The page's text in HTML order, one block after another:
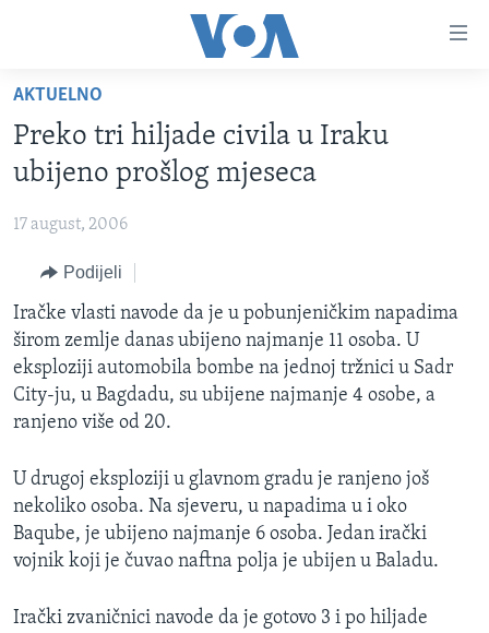
glavni
sadržaj
Pređi
na
glavnu
navigaciju
pretragu
TV PROGRAM
VIDEO
FOTOGRAFIJE DANA
VIJESTI
SJEDINJENE AMERIČKE DRŽAVE
BOSNA I HERCEGOVINA
NAUKA I TEHNOLOGIJA
SPECIJALNI PROJEKTI
KORUPCIJA
SLOBODA MEDIJA
ŽENSKA STRANA
IZBJEGLIČKA STRANA
MAGAZIN
O GLASU AMERIKE
Learning English
AKTUELNO
Preko tri hiljade civila u Iraku
ubijeno prošlog mjeseca
17 august, 2006
Podijeli
Iračke vlasti navode da je u pobunjeničkim napadima
širom zemlje danas ubijeno najmanje 11 osoba. U
eksploziji automobila bombe na jednoj tržnici u Sadr
City-ju, u Bagdadu, su ubijene najmanje 4 osobe, a
ranjeno više od 20.
U drugoj eksploziji u glavnom gradu je ranjeno još
nekoliko osoba. Na sjeveru, u napadima u i oko
Baqube, je ubijeno najmanje 6 osoba. Jedan irački
vojnik koji je čuvao naftna polja je ubijen u Baladu.
Irački zvaničnici navode da je gotovo 3 i po hiljade